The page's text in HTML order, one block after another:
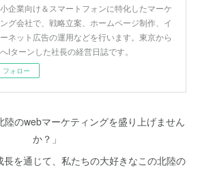
企業向け＆スマートフォンに特化したマーケ
グ会社で、戦略立案、ホームページ制作、イ
ネット広告の運用などを行います。東京から
Iターンした社長の経営日誌です。
フォロー
陸のwebマーケティングを盛り上げません
か？」
長を通じて、私たちの大好きなこの北陸の